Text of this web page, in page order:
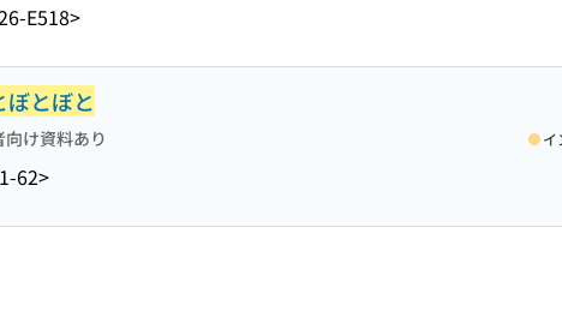
E518>
ぼとぼと
向け資料あり
62>
イ